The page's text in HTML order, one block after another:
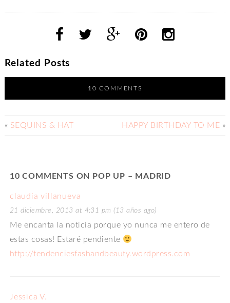
Related Posts
10 COMMENTS
« SEQUINS & HAT HAPPY BIRTHDAY TO ME »
10 COMMENTS ON POP UP – MADRID
claudia villanueva
21 diciembre, 2013 at 4:31 pm (13 años ago)
Me encanta la noticia porque yo nunca me entero de
estas cosas! Estaré pendiente
http://tendenciesfashandbeauty.wordpress.com
Jessica V.